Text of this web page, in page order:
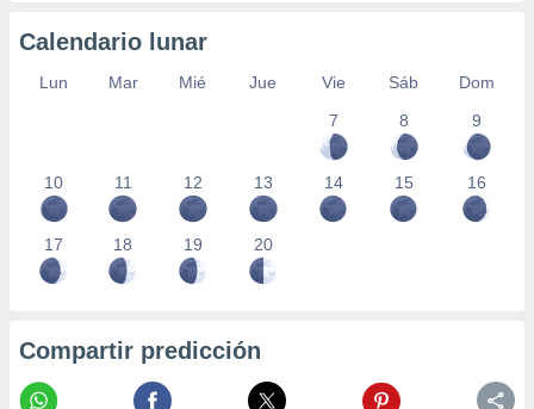
Calendario lunar
Lun Mar Mié Jue Vie Sáb
Dom
7
8 9
10 11 12 13 14 15 16
17 18 19 20
Compartir predicción